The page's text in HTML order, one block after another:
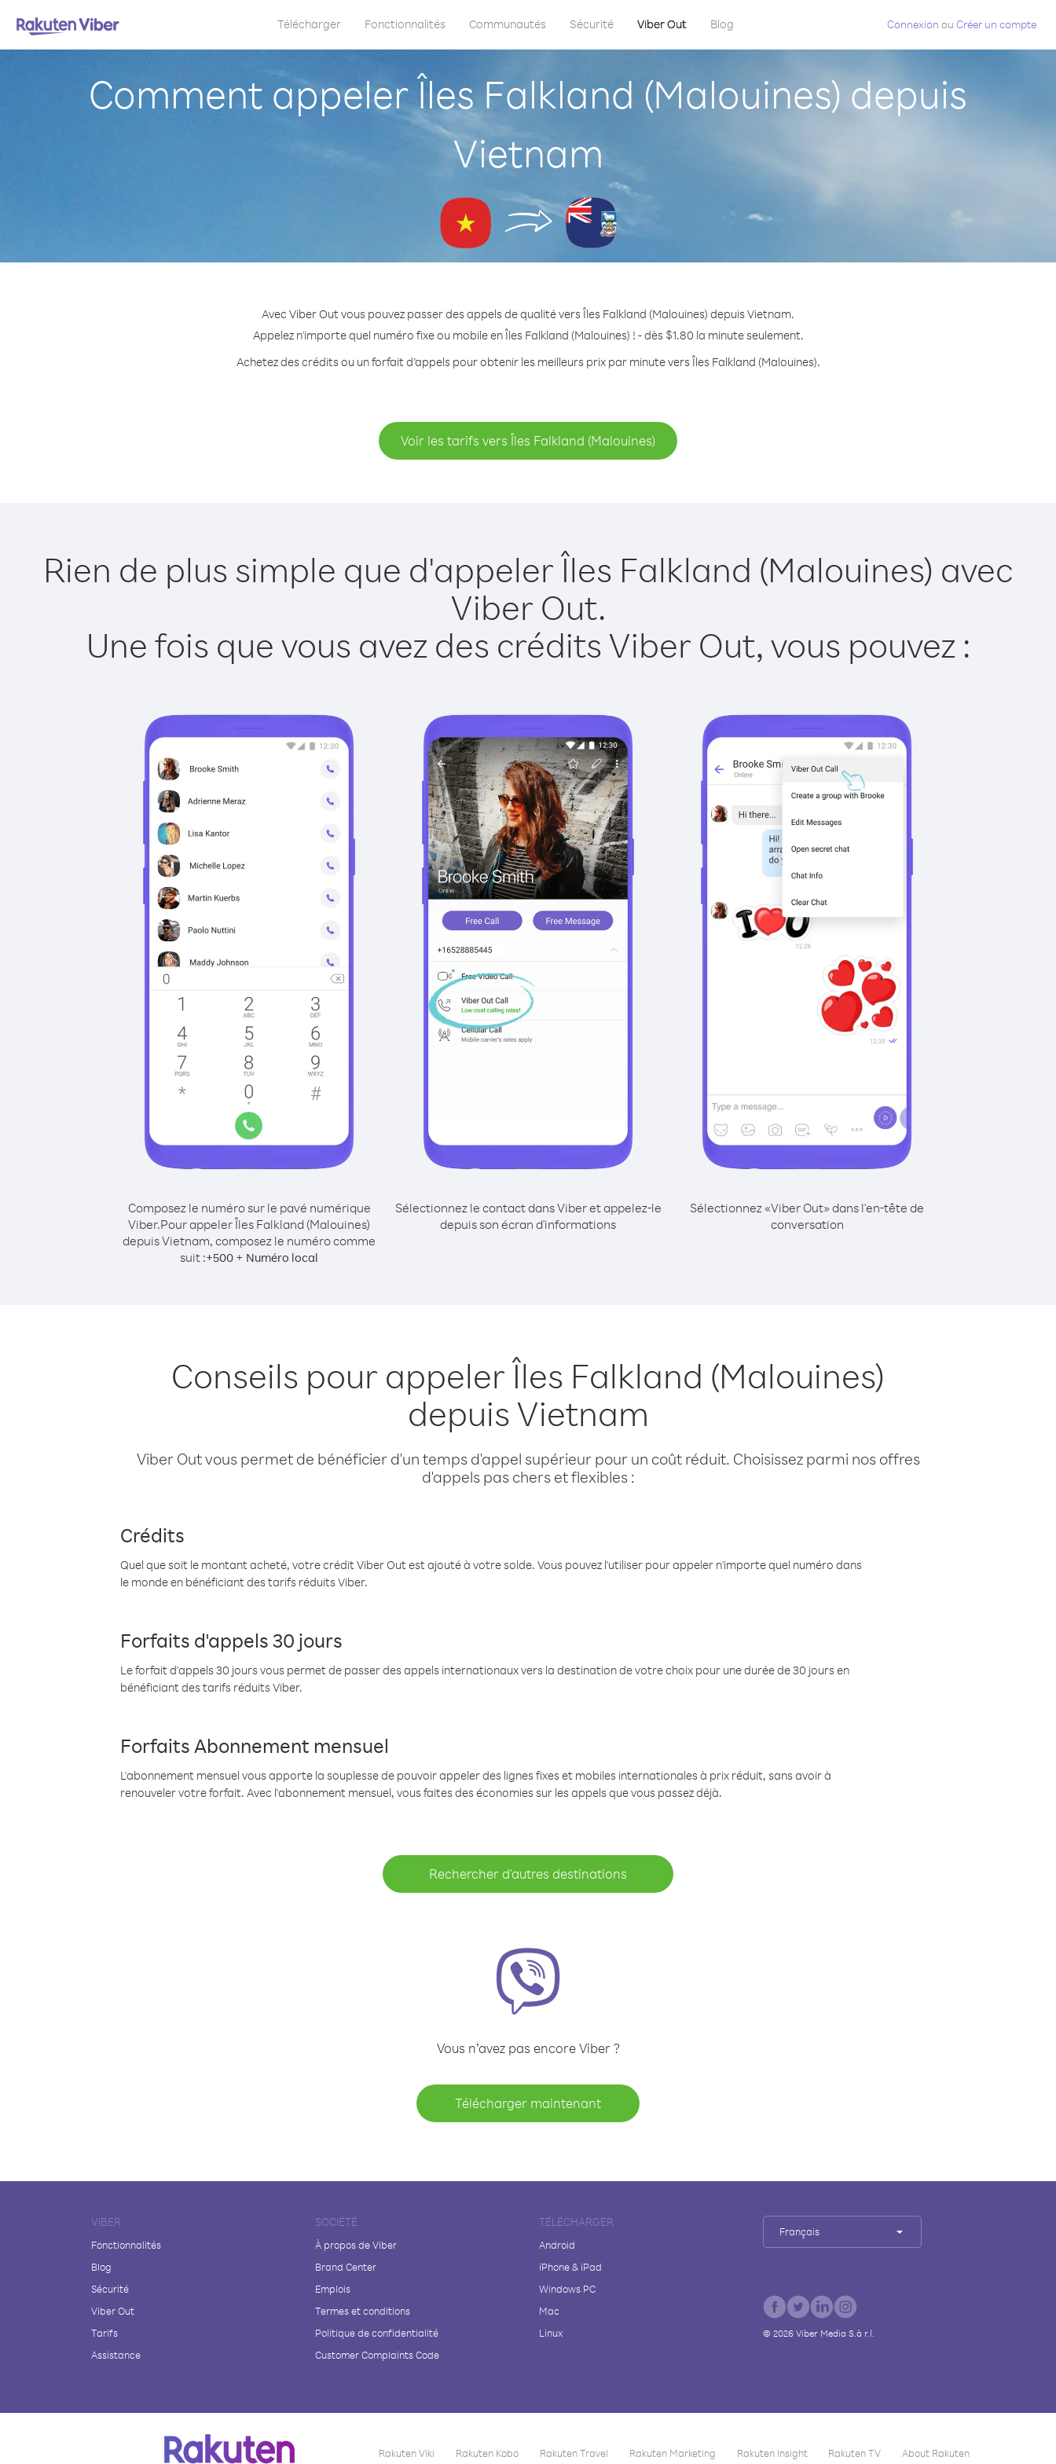
Télécharger Fonctionnalités Communautés Sécurité Viber Out Blog Connexion ou Créer un compte
Comment appeler Îles Falkland (Malouines) depuis
Vietnam
Avec Viber Out vous pouvez passer des appels de qualité vers Îles Falkland (Malouines) depuis Vietnam.
Appelez n'importe quel numéro fixe ou mobile en Îles Falkland (Malouines) ! - dès $1.80 la minute seulement.
Achetez des crédits ou un forfait d’appels pour obtenir les meilleurs prix par minute vers Îles Falkland (Malouines).
Voir les tarifs vers Îles Falkland (Malouines)
Rien de plus simple que d'appeler Îles Falkland (Malouines) avec
Viber Out.
Une fois que vous avez des crédits Viber Out, vous pouvez :
Composez le numéro sur le pavé numérique
Viber.Pour appeler Îles Falkland (Malouines)
depuis Vietnam, composez le numéro comme
suit :+500 + Numéro local
Sélectionnez le contact dans Viber et appelez-le
depuis son écran d'informations
Sélectionnez «Viber Out» dans l'en-tête de
conversation
Conseils pour appeler Îles Falkland (Malouines)
depuis Vietnam
Viber Out vous permet de bénéficier d'un temps d'appel supérieur pour un coût réduit. Choisissez parmi nos offres
d'appels pas chers et flexibles :
Crédits
Quel que soit le montant acheté, votre crédit Viber Out est ajouté à votre solde. Vous pouvez l'utiliser pour appeler n'importe quel numéro dans
le monde en bénéficiant des tarifs réduits Viber.
Forfaits d'appels 30 jours
Le forfait d'appels 30 jours vous permet de passer des appels internationaux vers la destination de votre choix pour une durée de 30 jours en
bénéficiant des tarifs réduits Viber.
Forfaits Abonnement mensuel
L'abonnement mensuel vous apporte la souplesse de pouvoir appeler des lignes fixes et mobiles internationales à prix réduit, sans avoir à
renouveler votre forfait. Avec l'abonnement mensuel, vous faites des économies sur les appels que vous passez déjà.
Rechercher d'autres destinations
Vous n’avez pas encore Viber ?
Télécharger maintenant
VIBER
Fonctionnalités
Blog
Sécurité
Viber Out
Tarifs
Assistance
SOCIÉTÉ
À propos de Viber
Brand Center
Emplois
Termes et conditions
Politique de confidentialité
Customer Complaints Code
TÉLÉCHARGER
Android
iPhone & iPad
Windows PC
Mac
Linux
Français
© 2026 Viber Media S.à r.l.
Rakuten Viki Rakuten Kobo Rakuten Travel Rakuten Marketing Rakuten Insight Rakuten TV About Rakuten